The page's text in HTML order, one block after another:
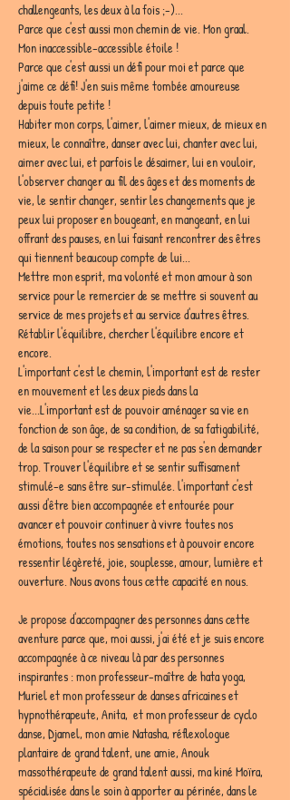
challengeants, les deux à la fois ;-)...
Parce que c'est aussi mon chemin de vie. Mon graal.
Mon inaccessible-accessible étoile !
Parce que c'est aussi un défi pour moi et parce que
j'aime ce défi! J'en suis même tombée amoureuse
depuis toute petite !
Habiter mon corps, l'aimer, l'aimer mieux, de mieux en
mieux, le connaître, danser avec lui, chanter avec lui,
aimer avec lui, et parfois le désaimer, lui en vouloir,
l'observer changer au fil des âges et des moments de
vie, le sentir changer, sentir les changements que je
peux lui proposer en bougeant, en mangeant, en lui
offrant des pauses, en lui faisant rencontrer des êtres
qui tiennent beaucoup compte de lui...
Mettre mon esprit, ma volonté et mon amour à son
service pour le remercier de se mettre si souvent au
service de mes projets et au service d'autres êtres.
Rétablir l'équilibre, chercher l'équilibre encore et
encore.
L'important c'est le chemin, l'important est de rester
en mouvement et les deux pieds dans la
vie...L'important est de pouvoir aménager sa vie en
fonction de son âge, de sa condition, de sa fatigabilité,
de la saison pour se respecter et ne pas s'en demander
trop. Trouver l'équilibre et se sentir suffisament
stimulé-e sans être sur-stimulée. l'important c'est
aussi d'être bien accompagnée et entourée pour
avancer et pouvoir continuer à vivre toutes nos
émotions, toutes nos sensations et à pouvoir encore
ressentir légèreté, joie, souplesse, amour, lumière et
ouverture. Nous avons tous cette capacité en nous.
Je propose d'accompagner des personnes dans cette
aventure parce que, moi aussi, j'ai été et je suis encore
accompagnée à ce niveau là par des personnes
inspirantes : mon professeur-maître de hata yoga,
Muriel et mon professeur de danses africaines et
hypnothérapeute, Anita,  et mon professeur de cyclo
danse, Djamel, mon amie Natasha, réflexologue
plantaire de grand talent, une amie, Anouk
massothérapeute de grand talent aussi, ma kiné Moïra,
spécialisée dans le soin à apporter au périnée, dans le